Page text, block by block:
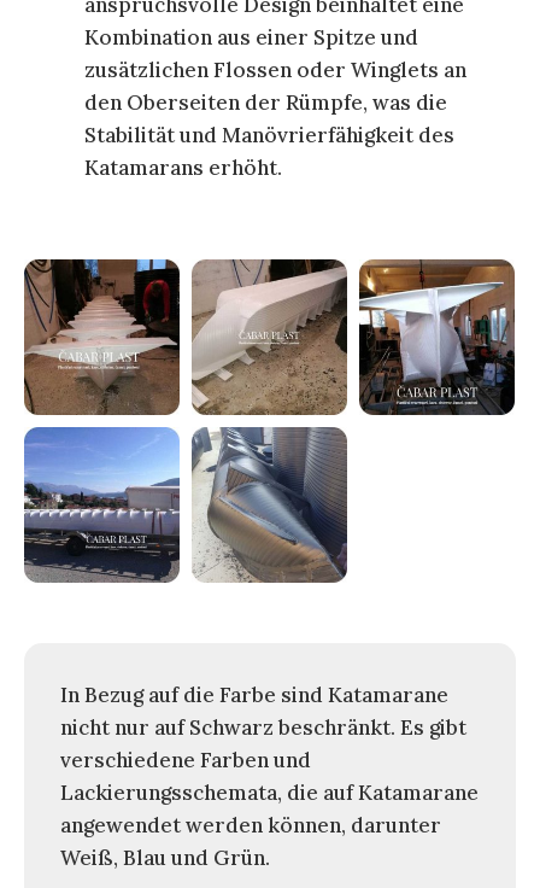
Kombination aus einer Spitze und
zusätzlichen Flossen oder Winglets an
den Oberseiten der Rümpfe, was die
Stabilität und Manövrierfähigkeit des
Katamarans erhöht.
In Bezug auf die Farbe sind Katamarane
nicht nur auf Schwarz beschränkt. Es gibt
verschiedene Farben und
Lackierungsschemata, die auf Katamarane
angewendet werden können, darunter
Weiß, Blau und Grün.